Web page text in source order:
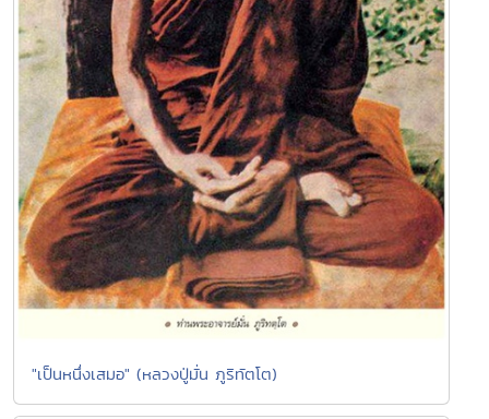
"เป็นหนึ่งเสมอ" (หลวงปู่มั่น ภูริทัตโต)